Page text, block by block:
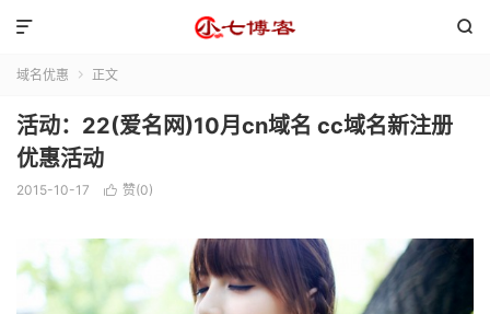


域名优惠  正文
活动：22(爱名网)10月cn域名 cc域名新注册
优惠活动
2015-10-17  赞(0)